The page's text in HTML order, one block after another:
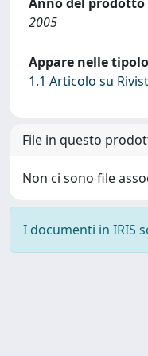
2005
Appare nelle
1.1 Articolo su
File in questo
Non ci sono file
I documenti in IRIS